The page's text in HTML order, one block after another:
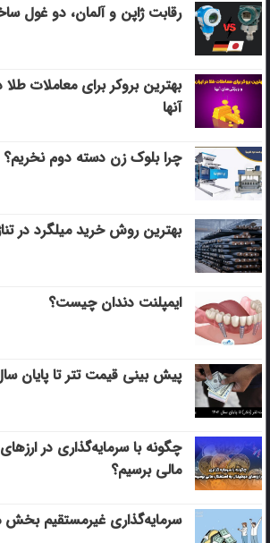
رقابت ژاپن و آلمان، دو غول
بهترین بروکر برای معاملات طلا
آنها
چرا بلوک زن دسته دوم نخریم؟
بهترین روش خرید میلگرد در تناژ
ایمپلنت دندان چیست؟
پیش بینی قیمت تتر تا پایان سال
چگونه با سرمایه‌گذاری در
مالی برسیم؟
سرمایه‌گذاری غیرمستقیم